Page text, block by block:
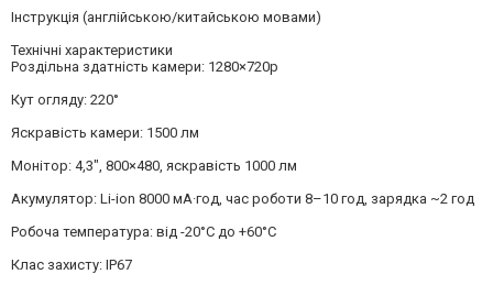
Інструкція (англійською/китайською мовами)
Технічні характеристики
Роздільна здатність камери: 1280×720p
Кут огляду: 220°
Яскравість камери: 1500 лм
Монітор: 4,3", 800×480, яскравість 1000 лм
Акумулятор: Li-ion 8000 мА·год, час роботи 8–10 год, зарядка ~2 год
Робоча температура: від -20°C до +60°C
Клас захисту: IP67